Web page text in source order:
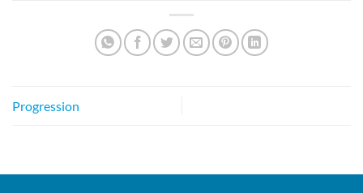
Progression